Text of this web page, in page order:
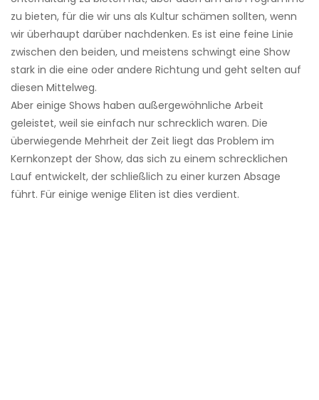
zu bieten, für die wir uns als Kultur schämen sollten, wenn
wir überhaupt darüber nachdenken. Es ist eine feine Linie
zwischen den beiden, und meistens schwingt eine Show
stark in die eine oder andere Richtung und geht selten auf
diesen Mittelweg.
Aber einige Shows haben außergewöhnliche Arbeit
geleistet, weil sie einfach nur schrecklich waren. Die
überwiegende Mehrheit der Zeit liegt das Problem im
Kernkonzept der Show, das sich zu einem schrecklichen
Lauf entwickelt, der schließlich zu einer kurzen Absage
führt. Für einige wenige Eliten ist dies verdient.